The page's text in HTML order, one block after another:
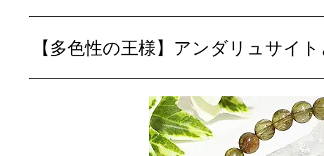
【多色性の王様】アンダリュサイ